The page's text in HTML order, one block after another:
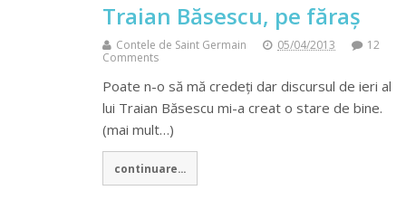
Traian Băsescu, pe făraș
Contele de Saint Germain 05/04/2013
12
Comments
Poate n-o să mă credeți dar discursul de ieri al
lui Traian Băsescu mi-a creat o stare de bine.
(mai mult…)
continuare...